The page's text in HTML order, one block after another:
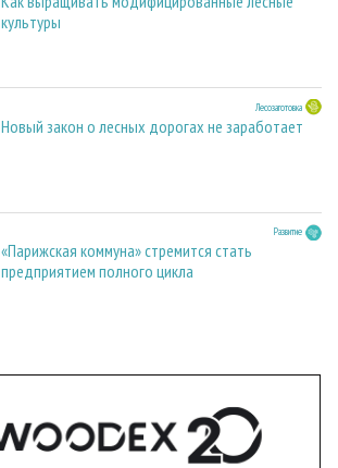
культуры
Лесозаготовка
Новый закон о лесных дорогах не заработает
Развитие
«Парижская коммуна» стремится стать
предприятием полного цикла